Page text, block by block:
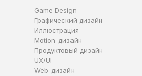
Game Design
Графический дизайн
Иллюстрация
Motion-дизайн
Продуктовый дизайн
UX/UI
Web-дизайн